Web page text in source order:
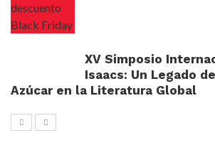
XV Simposio
Isaacs: Un Legado
Azúcar en la Literatura Global